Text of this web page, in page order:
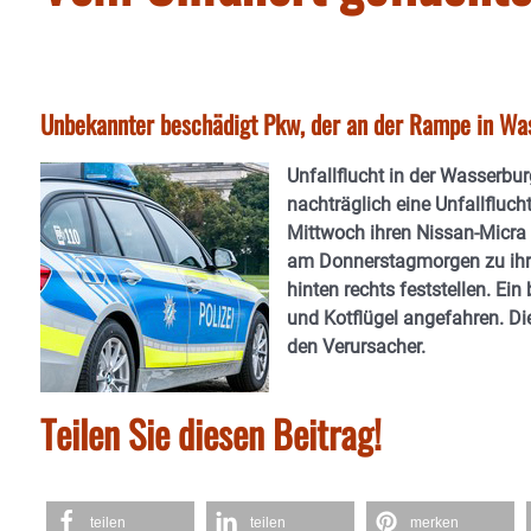
Unbekannter beschädigt Pkw, der an der Rampe in
Unfallflucht in der
nachträglich eine
Mittwoch ihren Nissan-Micra
am Donnerstagmorgen zu
hinten rechts feststellen.
und Kotflügel angefahren.
den Verursacher.
Teilen Sie diesen Beitrag!
teilen teilen merken